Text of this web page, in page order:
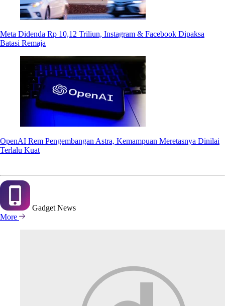
Meta Didenda Rp 10,12 Triliun, Instagram & Facebook Dipaksa
Batasi Remaja
OpenAI Rem Pengembangan Astra, Kemampuan Meretasnya Dinilai
Terlalu Kuat
Gadget News
More